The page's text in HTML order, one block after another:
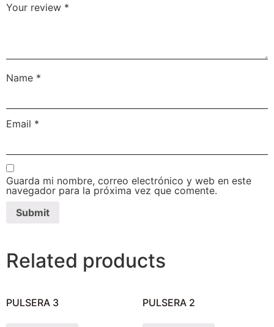
Your review *
Name *
Email *
Guarda mi nombre, correo electrónico y web en este
navegador para la próxima vez que comente.
Related products
PULSERA 3 PULSERA 2